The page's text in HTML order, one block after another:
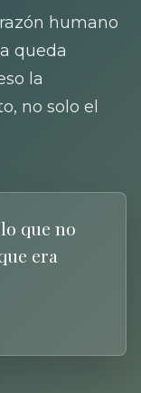
humano
queda
la
no solo el
que no
era